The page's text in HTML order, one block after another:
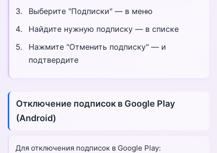
Выберите "Подписки" — в меню
Найдите нужную подписку — в списке
Нажмите "Отменить подписку" — и
подтвердите
Отключение подписок в Google Play
(Android)
Для отключения подписок в Google Play: